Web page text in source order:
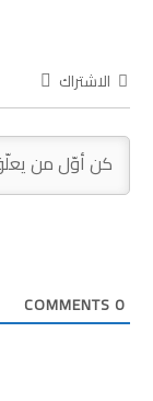
الاشتراك
0